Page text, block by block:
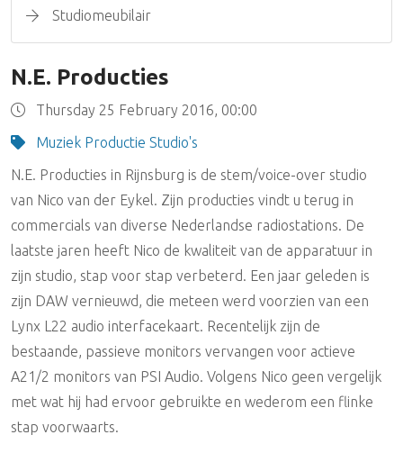
N.E. Producties
Thursday 25 February 2016, 00:00
Muziek Productie Studio's
N.E. Producties in Rijnsburg is de stem/voice-over studio
van Nico van der Eykel. Zijn producties vindt u terug in
commercials van diverse Nederlandse radiostations. De
laatste jaren heeft Nico de kwaliteit van de apparatuur in
zijn studio, stap voor stap verbeterd. Een jaar geleden is
zijn DAW vernieuwd, die meteen werd voorzien van een
Lynx L22 audio interfacekaart. Recentelijk zijn de
bestaande, passieve monitors vervangen voor actieve
A21/2 monitors van PSI Audio. Volgens Nico geen vergelijk
met wat hij had ervoor gebruikte en wederom een flinke
stap voorwaarts.
Studiomeubilair